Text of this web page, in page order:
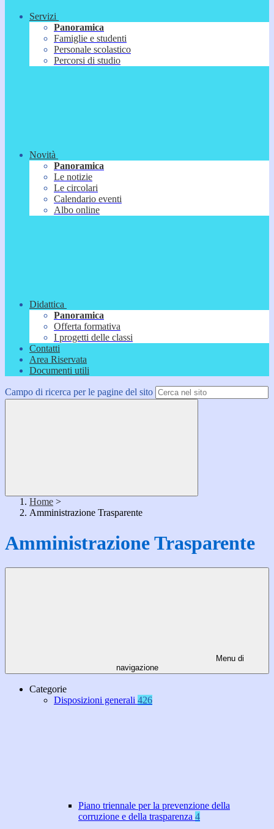
Servizi
Panoramica
Famiglie e studenti
Personale scolastico
Percorsi di studio
Novità
Panoramica
Le notizie
Le circolari
Calendario eventi
Albo online
Didattica
Panoramica
Offerta formativa
I progetti delle classi
Contatti
Area Riservata
Documenti utili
Campo di ricerca per le pagine del sito
Home >
Amministrazione Trasparente
Amministrazione Trasparente
Menu di
navigazione
Categorie
Disposizioni generali 426
Piano triennale per la prevenzione della
corruzione e della trasparenza 4